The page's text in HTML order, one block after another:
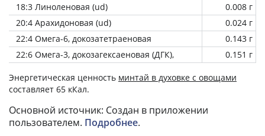
18:3 Линоленовая (ud)
0.008 г
20:4 Арахидоновая (ud)
0.024 г
22:4 Омега-6, докозатетраеновая
0.143 г
22:6 Омега-3, докозагексаеновая (ДГК),
0.151 г
Энергетическая ценность минтай в духовке с овощами
составляет 65 кКал.
Основной источник: Создан в приложении
пользователем. Подробнее.